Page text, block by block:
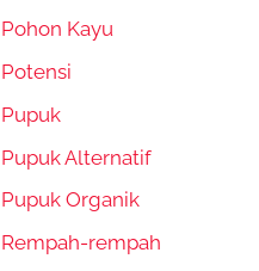
Pohon Kayu
Potensi
Pupuk
Pupuk Alternatif
Pupuk Organik
Rempah-rempah